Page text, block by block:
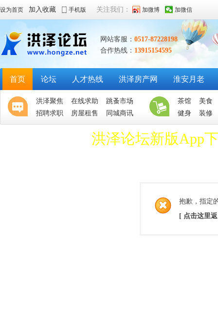
设为首页 加入收藏 手机版 关注我们： 加微博 加微信
网站客服： 0517-87228198
合作热线： 13915154595
首页 论坛 人才热线 洪泽房产网 淮安月老
洪泽聚焦 在线求助
跳蚤市场
招聘求职
房屋租售 同城商讯
茶馆
美食
健身
装修
洪泽论坛新版App
抱歉，指定
[ 点击这里